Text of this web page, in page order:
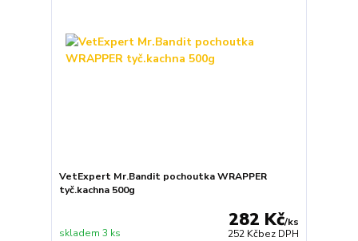
VetExpert Mr.Bandit pochoutka WRAPPER
tyč.kachna 500g
282 Kč/ks
252 Kčbez DPH
skladem 3 ks